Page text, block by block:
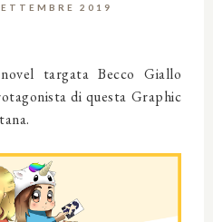
2019
novel targataBecco Giallo
di questa Graphic